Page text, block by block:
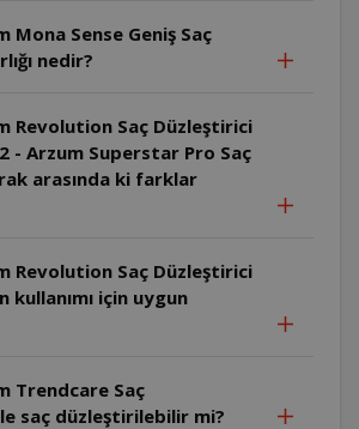
Mona Sense Geniş Saç
nedir?
Revolution Saç Düzleştirici
arasında ki farklar
Revolution Saç Düzleştirici
kullanımı için uygun
Trendcare Saç
saç düzleştirilebilir mi?